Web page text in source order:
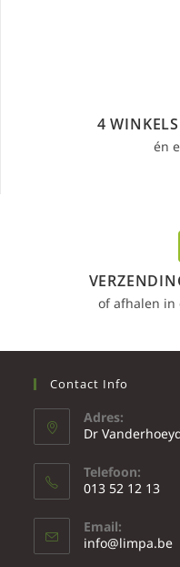
4
én
of afhalen in
Contact Info
Adres:
Dr
Telefoon:
013 52 12 13
Email:
info@limpa.be